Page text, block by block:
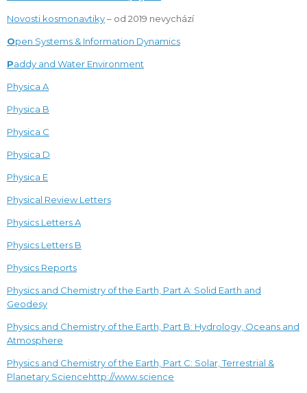
Novosti kosmonavtiky– od 2019 nevychází
Open Systems & Information Dynamics
Paddy and Water Environment
Physica A
Physica B
Physica C
Physica D
Physica E
Physical Review Letters
Physics Letters A
Physics Letters B
Physics Reports
Physics and Chemistry of the Earth, Part A: Solid Earth and
Geodesy
Physics and Chemistry of the Earth, Part B: Hydrology, Oceans and
Atmosphere
Physics and Chemistry of the Earth, Part C: Solar, Terrestrial &
Planetary Sciencehttp://www.science